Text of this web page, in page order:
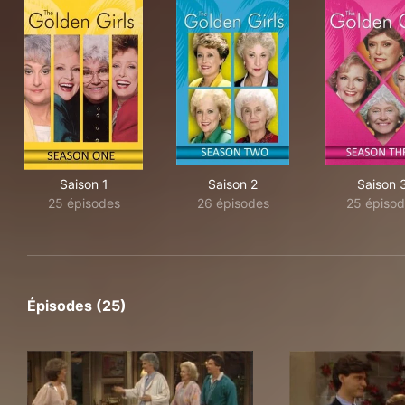
Saison 1
25 épisodes
Saison 2
26 épisodes
Saison
25
Épisodes (25)